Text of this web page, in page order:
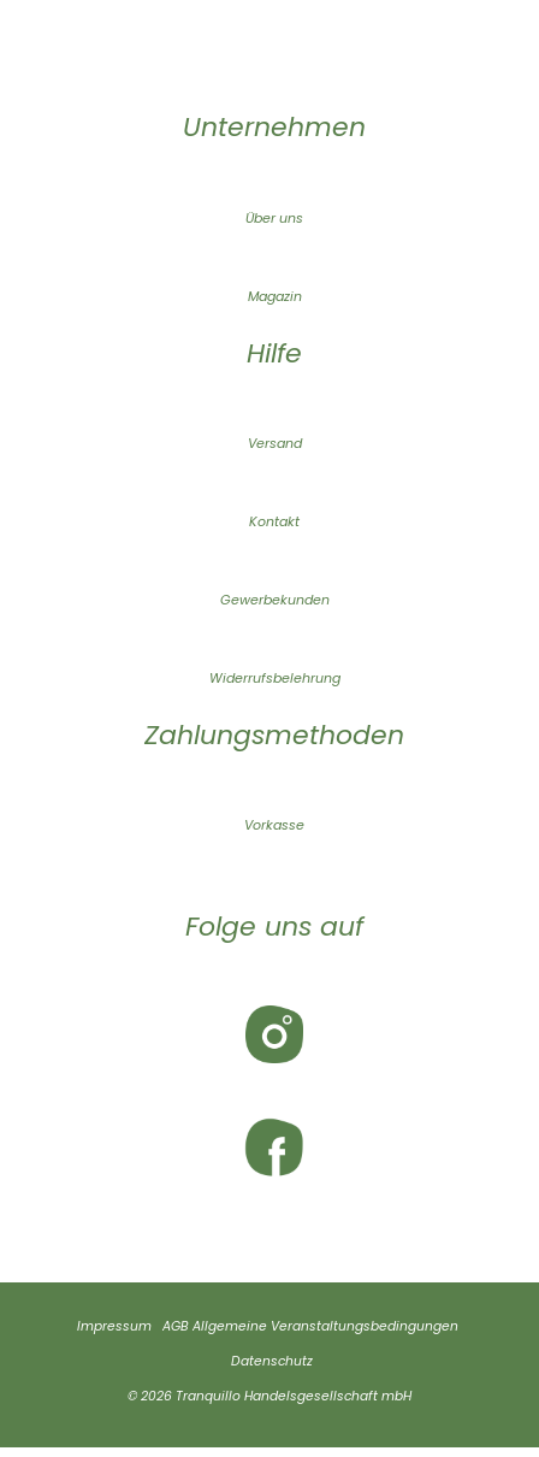
Unternehmen
Über uns
Magazin
Hilfe
Versand
Kontakt
Gewerbekunden
Widerrufsbelehrung
Zahlungsmethoden
Vorkasse
Folge uns auf
Impressum AGB Allgemeine Veranstaltungsbedingungen
Datenschutz
© 2026 Tranquillo Handelsgesellschaft mbH